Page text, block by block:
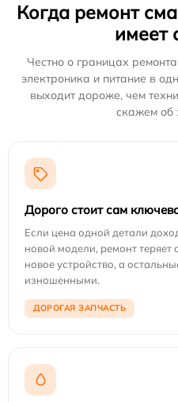
Когда ремонт
имеет
Честно о границах
электроника и питание в
выходит дороже, чем
скажем об
Дорого стоит сам
Если цена одной детали
новой модели, ремонт теряет
новое устройство, а
изношенными.
ДОРОГАЯ ЗАПЧАСТЬ